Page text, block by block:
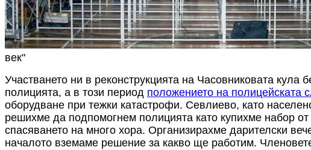
век"
Участването ни в реконструкцията на Часовниковата
полицията, а в този период положението на полицейската
оборудване при тежки катастрофи. Севлиево, като
решихме да подпомогнем полицията като купихме набор
спасяването на много хора. Организирахме дарителски
началото вземаме решение за какво ще работим.